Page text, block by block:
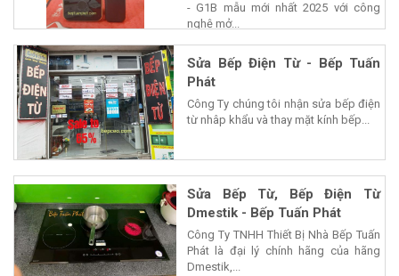
- G1B mẫu mới nhất 2025 với công
nghệ mở...
Sửa Bếp Điện Từ - Bếp Tuấn
Phát
Công Ty chúng tôi nhận sửa bếp điện
từ nhâp khẩu và thay mặt kính bếp...
Sửa Bếp Từ, Bếp Điện Từ
Dmestik - Bếp Tuấn Phát
Công Ty TNHH Thiết Bị Nhà Bếp Tuấn
Phát là đại lý chính hãng của hãng
Dmestik,...